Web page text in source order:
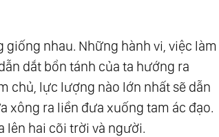
nhau. Những hành vi, việc làm
dắt bổn tánh của ta hướng ra
chủ, lực lượng nào lớn nhất sẽ dẫn
xông ra liền đưa xuống tam ác đạo.
lên hai cõi trời và người.